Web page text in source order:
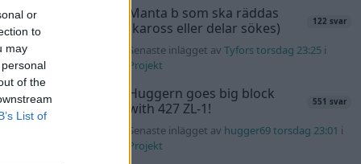
or
to
may
of the
List of
Manta b som ska räddas
(kaross eller delar sökes)
122 svar
Senaste inlägget avTyfors torsdag 23:25 i
Projekt
Huggern goes big block
with 427 ZL-1!
551 svar
Senaste inlägget av hugger69 torsdag 23:01 i
Projekt